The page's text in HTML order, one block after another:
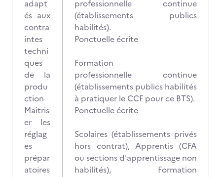
adapt
és aux
contra
intes
techni
ques
de la
produ
ction
Maitris
er les
réglag
es
prépar
atoires
professionnelle continue
(établissements publics
habilités).
Ponctuelle écrite
Formation
professionnelle continue
(établissements publics habilités
à pratiquer le CCF pour ce BTS).
Ponctuelle écrite
Scolaires (établissements privés
hors contrat), Apprentis (CFA
ou sections d'apprentissage non
habilités), Formation